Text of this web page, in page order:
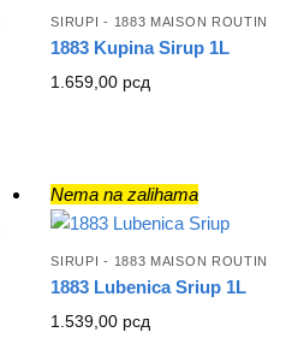
SIRUPI - 1883 MAISON ROUTIN
1883 Kupina Sirup 1L
1.659,00 рсд
Nema na zalihama
SIRUPI - 1883 MAISON ROUTIN
1883 Lubenica Sriup 1L
1.539,00 рсд